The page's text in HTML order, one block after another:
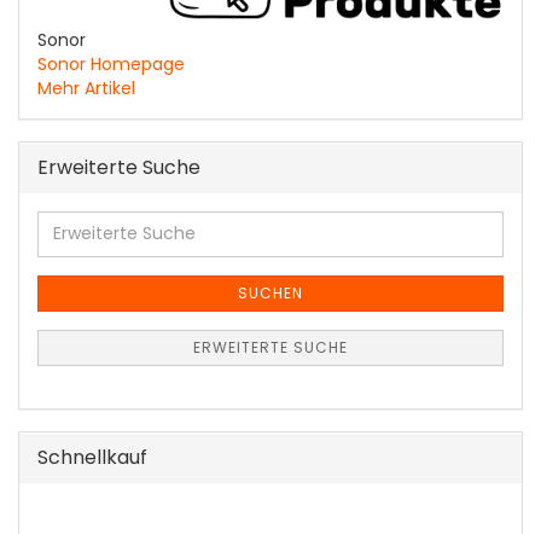
Sonor
Sonor Homepage
Mehr Artikel
Erweiterte Suche
Erweiterte
Suche
SUCHEN
ERWEITERTE SUCHE
Schnellkauf